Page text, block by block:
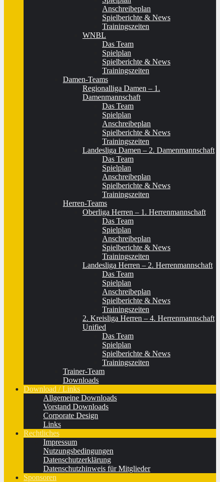
Anschreibeplan
Spielberichte & News
Trainingszeiten
WNBL
Das Team
Spielplan
Spielberichte & News
Trainingszeiten
Damen-Teams
Regionalliga Damen – 1.
Damenmannschaft
Das Team
Spielplan
Anschreibeplan
Spielberichte & News
Trainingszeiten
Landesliga Damen – 2. Damenmannschaft
Das Team
Spielplan
Anschreibeplan
Spielberichte & News
Trainingszeiten
Herren-Teams
Oberliga Herren – 1. Herrenmannschaft
Das Team
Spielplan
Anschreibeplan
Spielberichte & News
Trainingszeiten
Landesliga Herren – 2. Herrenmannschaft
Das Team
Spielplan
Anschreibeplan
Spielberichte & News
Trainingszeiten
2. Kreisliga Herren – 4. Herrenmannschaft
Unified
Das Team
Spielplan
Spielberichte & News
Trainingszeiten
Trainer-Team
Downloads
Download / Links
Allgemeine Downloads
Vorstand Downloads
Corporate Design
Links
Rechtliches
Impressum
Nutzungsbedingungen
Datenschutzerklärung
Datenschutzhinweis für Mitglieder
Sponsoren